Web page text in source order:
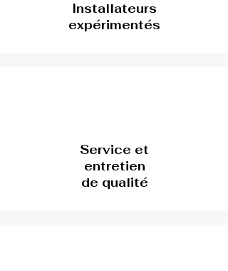
Installateurs
expérimentés
Service et
entretien
de qualité